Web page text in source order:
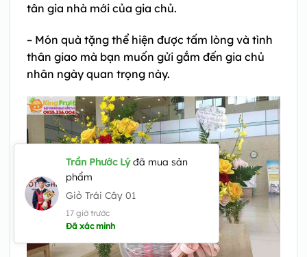
tân gia nhà mới của gia chủ.
– Món quà tặng thể hiện được tấm lòng và tình
thân giao mà bạn muốn gửi gắm đến gia chủ
nhân ngày quan trọng này.